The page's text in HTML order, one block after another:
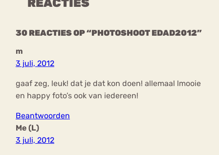
REACTIES
30 REACTIES OP “PHOTOSHOOT EDAD2012”
m
3 juli, 2012
gaaf zeg, leuk! dat je dat kon doen! allemaal lmooie
en happy foto’s ook van iedereen!
Beantwoorden
Me (L)
3 juli, 2012